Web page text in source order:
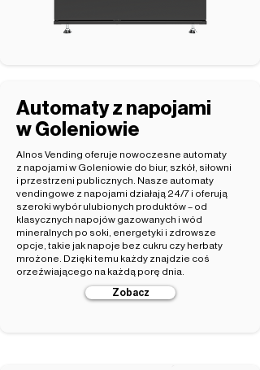
Automaty z napojami
w Goleniowie
Alnos Vending oferuje nowoczesne automaty
z napojami w Goleniowie do biur, szkół, siłowni
i przestrzeni publicznych. Nasze automaty
vendingowe z napojami działają 24/7 i oferują
szeroki wybór ulubionych produktów – od
klasycznych napojów gazowanych i wód
mineralnych po soki, energetyki i zdrowsze
opcje, takie jak napoje bez cukru czy herbaty
mrożone. Dzięki temu każdy znajdzie coś
orzeźwiającego na każdą porę dnia.
Zobacz